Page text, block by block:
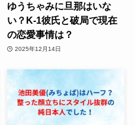
ゆうちゃみに旦那はいな
い？K-1彼氏と破局で現在
の恋愛事情は？
2025年12月14日